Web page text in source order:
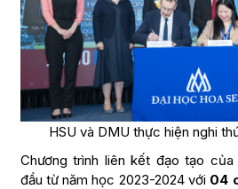
HSU và DMU thực hiện nghi
Chương trình liên kết đạo tạo
đầu từ năm học 2023-2024 với 04